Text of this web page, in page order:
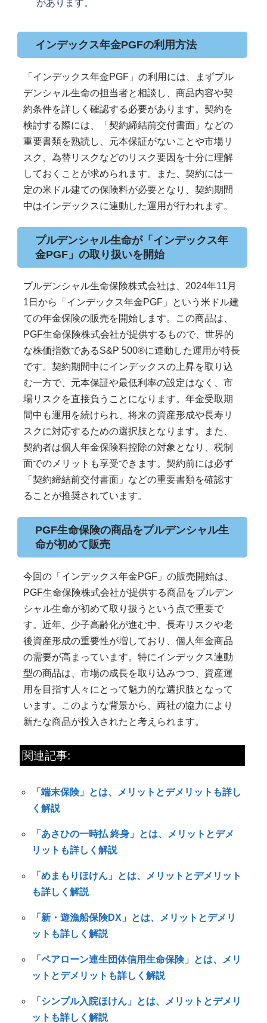
があります。
インデックス年金PGFの利用方法
「インデックス年金PGF」の利用には、まずプル
デンシャル生命の担当者と相談し、商品内容や契
約条件を詳しく確認する必要があります。契約を
検討する際には、「契約締結前交付書面」などの
重要書類を熟読し、元本保証がないことや市場リ
スク、為替リスクなどのリスク要因を十分に理解
しておくことが求められます。また、契約には一
定の米ドル建ての保険料が必要となり、契約期間
中はインデックスに連動した運用が行われます。
プルデンシャル生命が「インデックス年
金PGF」の取り扱いを開始
プルデンシャル生命保険株式会社は、2024年11月
1日から「インデックス年金PGF」という米ドル建
ての年金保険の販売を開始します。この商品は、
PGF生命保険株式会社が提供するもので、世界的
な株価指数であるS&P 500®に連動した運用が特長
です。契約期間中にインデックスの上昇を取り込
む一方で、元本保証や最低利率の設定はなく、市
場リスクを直接負うことになります。年金受取期
間中も運用を続けられ、将来の資産形成や長寿リ
スクに対応するための選択肢となります。また、
契約者は個人年金保険料控除の対象となり、税制
面でのメリットも享受できます。契約前には必ず
「契約締結前交付書面」などの重要書類を確認す
ることが推奨されています。
PGF生命保険の商品をプルデンシャル生
命が初めて販売
今回の「インデックス年金PGF」の販売開始は、
PGF生命保険株式会社が提供する商品をプルデン
シャル生命が初めて取り扱うという点で重要で
す。近年、少子高齢化が進む中、長寿リスクや老
後資産形成の重要性が増しており、個人年金商品
の需要が高まっています。特にインデックス連動
型の商品は、市場の成長を取り込みつつ、資産運
用を目指す人々にとって魅力的な選択肢となって
います。このような背景から、両社の協力により
新たな商品が投入されたと考えられます。
関連記事:
「端末保険」とは、メリットとデメリットも詳し
く解説
「あさひの一時払 終身」とは、メリットとデメ
リットも詳しく解説
「めまもりほけん」とは、メリットとデメリット
も詳しく解説
「新・遊漁船保険DX」とは、メリットとデメリ
ットも詳しく解説
「ペアローン連生団体信用生命保険」とは、メリ
ットとデメリットも詳しく解説
「シンプル入院ほけん」とは、メリットとデメリ
ットも詳しく解説